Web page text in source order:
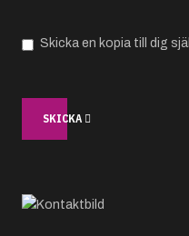
Skicka en kopia till dig
SKICKA